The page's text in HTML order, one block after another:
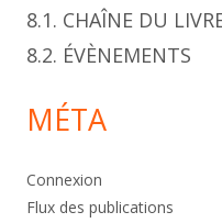
8.1. CHAÎNE DU
8.2. ÉVÈNEMENTS
MÉTA
Connexion
Flux des publications